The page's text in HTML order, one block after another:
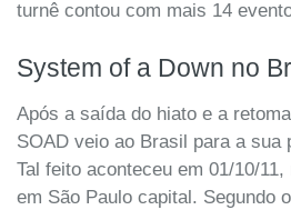
turnê contou com mais 14
System of a Down no
Após a saída do hiato e a
SOAD veio ao Brasil para a sua
Tal feito aconteceu em 01/10/
em São Paulo capital. Segundo